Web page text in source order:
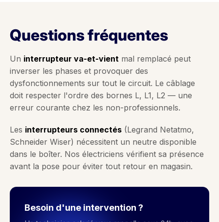
Questions fréquentes
Un interrupteur va-et-vient mal remplacé peut
inverser les phases et provoquer des
dysfonctionnements sur tout le circuit. Le câblage
doit respecter l'ordre des bornes L, L1, L2 — une
erreur courante chez les non-professionnels.
Les interrupteurs connectés (Legrand Netatmo,
Schneider Wiser) nécessitent un neutre disponible
dans le boîter. Nos électriciens vérifient sa présence
avant la pose pour éviter tout retour en magasin.
Besoin d'une intervention ?